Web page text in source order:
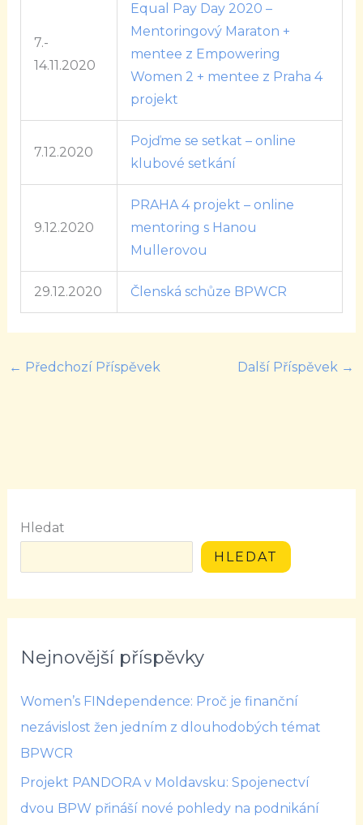
7.-
14.11.2020
Equal Pay Day 2020 –
Mentoringový Maraton +
mentee z Empowering
Women 2 + mentee z Praha 4
projekt
7.12.2020
Pojďme se setkat – online
klubové setkání
9.12.2020
PRAHA 4 projekt – online
mentoring s Hanou
Mullerovou
29.12.2020 Členská schůze BPWCR
← Předchozí Příspěvek Další Příspěvek →
Hledat
HLEDAT
Nejnovější příspěvky
Women’s FINdependence: Proč je finanční
nezávislost žen jedním z dlouhodobých témat
BPWCR
Projekt PANDORA v Moldavsku: Spojenectví
dvou BPW přináší nové pohledy na podnikání